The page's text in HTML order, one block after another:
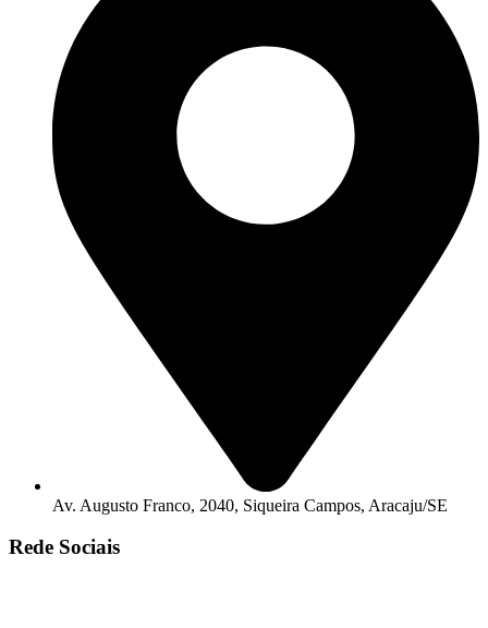
Av. Augusto Franco, 2040, Siqueira Campos, Aracaju/SE
Rede Sociais